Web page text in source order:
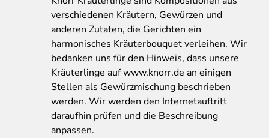
verschiedenen Kräutern, Gewürzen und
anderen Zutaten, die Gerichten ein
harmonisches Kräuterbouquet verleihen. Wir
bedanken uns für den Hinweis, dass unsere
Kräuterlinge auf www.knorr.de an einigen
Stellen als Gewürzmischung beschrieben
werden. Wir werden den Internetauftritt
daraufhin prüfen und die Beschreibung
anpassen.